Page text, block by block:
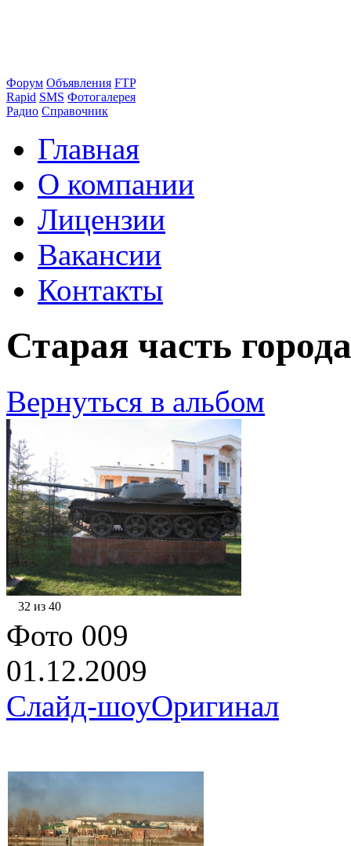
Форум Объявления FTP
Rapid SMS Фотогалерея
Радио Справочник
Главная
О компании
Лицензии
Вакансии
Контакты
Старая часть
Вернуться в альбом
32 из 40
Фото 009
01.12.2009
Слайд-шоуОригинал